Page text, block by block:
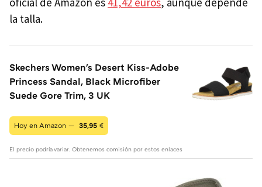
la talla.
Skechers Women's Desert Kiss-Adobe
Princess Sandal, Black Microfiber
Suede Gore Trim, 3 UK
Hoy en Amazon — 35,95 €
El precio podría variar. Obtenemos comisión por estos enlaces